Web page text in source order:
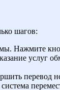
шагов:
Нажмите
услуг